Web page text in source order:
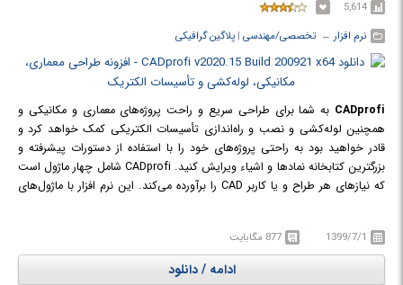
5,614
نرم افزار ← ‏تخصصی/مهندسی ‏| پلاگین گرافیکی
CADprofi به شما برای طراحی سریع و راحت پروژه‌های معماری و مکانیکی و
همچنین لوله‌کشی و نصب و راه‌اندازی تأسیسات الکتریکی کمک خواهد کرد و
قادر خواهید بود به راحتی پروژه‌های خود را با استفاده از دستورات پیشرفته و
بزرگترین کتابخانه نمادها و اشیاء ویرایش کنید. CADprofi شامل چهار ماژول است
که نیازهای هر طراح و یا کاربر CAD را برآورده می‌کند. این نرم افزار با ماژول‌های
بهره‌وری تولید شرکت شما را تا حد چشم‌گیری افزایش خواهد داد. در ادامه با
ماژول‌های این نرم افزار بیشتر آشنا می‌شویم.
1399/7/1 877 مگابایت
ادامه / دانلود